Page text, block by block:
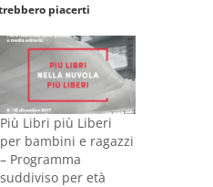
piacerti
Più Libri più Liberi
per bambini e ragazzi
– Programma
suddiviso per età